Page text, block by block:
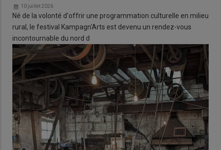
10 juillet 2026
Né de la volonté d'offrir une programmation culturelle en milieu
rural, le festival Kampagn'Arts est devenu un rendez-vous
incontournable du nord d